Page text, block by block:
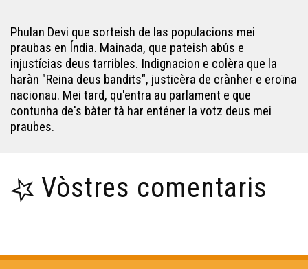
Phulan Devi que sorteish de las populacions mei
praubas en Índia. Mainada, que pateish abús e
injustícias deus tarribles. Indignacion e colèra que la
haràn "Reina deus bandits", justicèra de crànher e eroïna
nacionau. Mei tard, qu'entra au parlament e que
contunha de's bàter tà har enténer la votz deus mei
praubes.
Vòstres comentaris